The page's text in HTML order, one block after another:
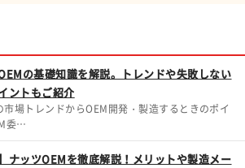
の基礎知識を解説。トレンドや失敗しない
ントもご紹介
市場トレンドからOEM開発・製造するときのポイ
委…
ナッツOEMを徹底解説！メリットや製造メー